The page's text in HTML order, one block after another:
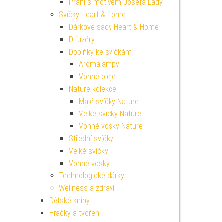
Přání s motivem Josefa Lady
Svíčky Heart & Home
Dárkové sady Heart & Home
Difuzéry
Doplňky ke svíčkám
Aromalampy
Vonné oleje
Nature kolekce
Malé svíčky Nature
Velké svíčky Nature
Vonné vosky Nature
Střední svíčky
Velké svíčky
Vonné vosky
Technologické dárky
Wellness a zdraví
Dětské knihy
Hračky a tvoření